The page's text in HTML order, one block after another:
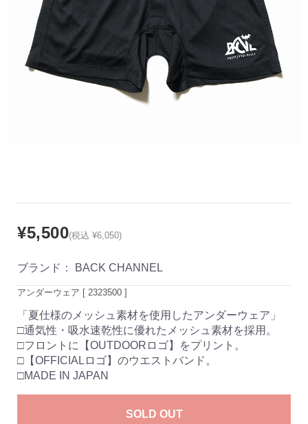
¥5,500(税込 ¥6,050)
ブランド： BACK CHANNEL
アンダーウェア [ 2323500 ]
「夏仕様のメッシュ素材を使用したアンダーウェア」
□通気性・吸水速乾性に優れたメッシュ素材を採用。
□フロントに【OUTDOORロゴ】をプリント。
□【OFFICIALロゴ】のウエストバンド。
□MADE IN JAPAN
SOLD OUT